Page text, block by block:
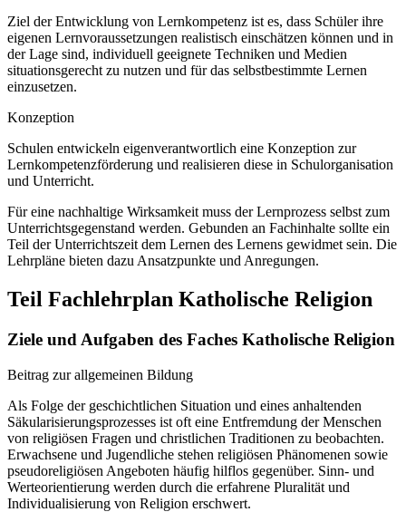
Ziel der Entwicklung von Lernkompetenz ist es, dass Schüler ihre
eigenen Lernvoraussetzungen realistisch einschätzen können und in
der Lage sind, individuell geeignete Techniken und Medien
situationsgerecht zu nutzen und für das selbstbestimmte Lernen
einzusetzen.
Konzeption
Schulen entwickeln eigenverantwortlich eine Konzeption zur
Lernkompetenzförderung und realisieren diese in Schulorganisation
und Unterricht.
Für eine nachhaltige Wirksamkeit muss der Lernprozess selbst zum
Unterrichtsgegenstand werden. Gebunden an Fachinhalte sollte ein
Teil der Unterrichtszeit dem Lernen des Lernens gewidmet sein. Die
Lehrpläne bieten dazu Ansatzpunkte und Anregungen.
Teil Fachlehrplan Katholische Religion
Ziele und Aufgaben des Faches Katholische Religion
Beitrag zur allgemeinen Bildung
Als Folge der geschichtlichen Situation und eines anhaltenden
Säkularisierungsprozesses ist oft eine Entfremdung der Menschen
von religiösen Fragen und christlichen Traditionen zu beobachten.
Erwachsene und Jugendliche stehen religiösen Phänomenen sowie
pseudoreligiösen Angeboten häufig hilflos gegenüber. Sinn- und
Werteorientierung werden durch die erfahrene Pluralität und
Individualisierung von Religion erschwert.